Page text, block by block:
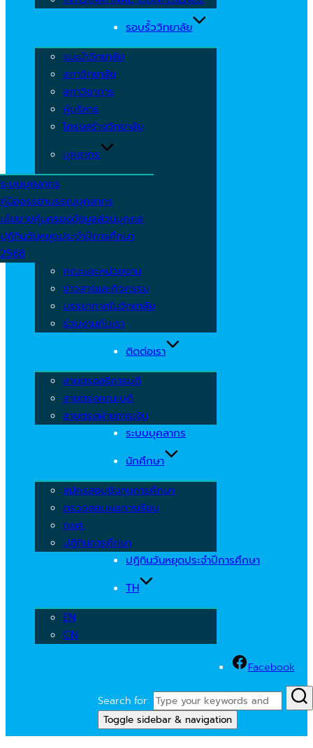
รอบรั้ววิทยาลัย
แนะนำวิทยาลัย
สภาวิทยาลัย
สภาวิชาการ
ผู้บริหาร
โครงสร้างวิทยาลัย
บุคลากร
ระบบบุคลากร
คู่มือจรรยาบรรณบุคลากร
นโยบายคุ้มครองข้อมูลส่วนบุคคล
ปฏิทินวันหยุดประจำปีการศึกษา
2568
คณะและหน่วยงาน
ข่าวสารและกิจกรรม
บรรยากาศในวิทยาลัย
ร่วมงานกับเรา
ติดต่อเรา
สายตรงอธิการบดี
สายตรงคณะบดี
สายตรงฝ่ายการเงิน
ระบบบุคลากร
นักศึกษา
สมัครสอบชิงทุนการศึกษา
ตรวจสอบผลการเรียน
กยศ.
ปฏิทินการศึกษา
ปฏิทินวันหยุดประจำปีการศึกษา
TH
EN
CN
Facebook
Search for:
Toggle sidebar & navigation